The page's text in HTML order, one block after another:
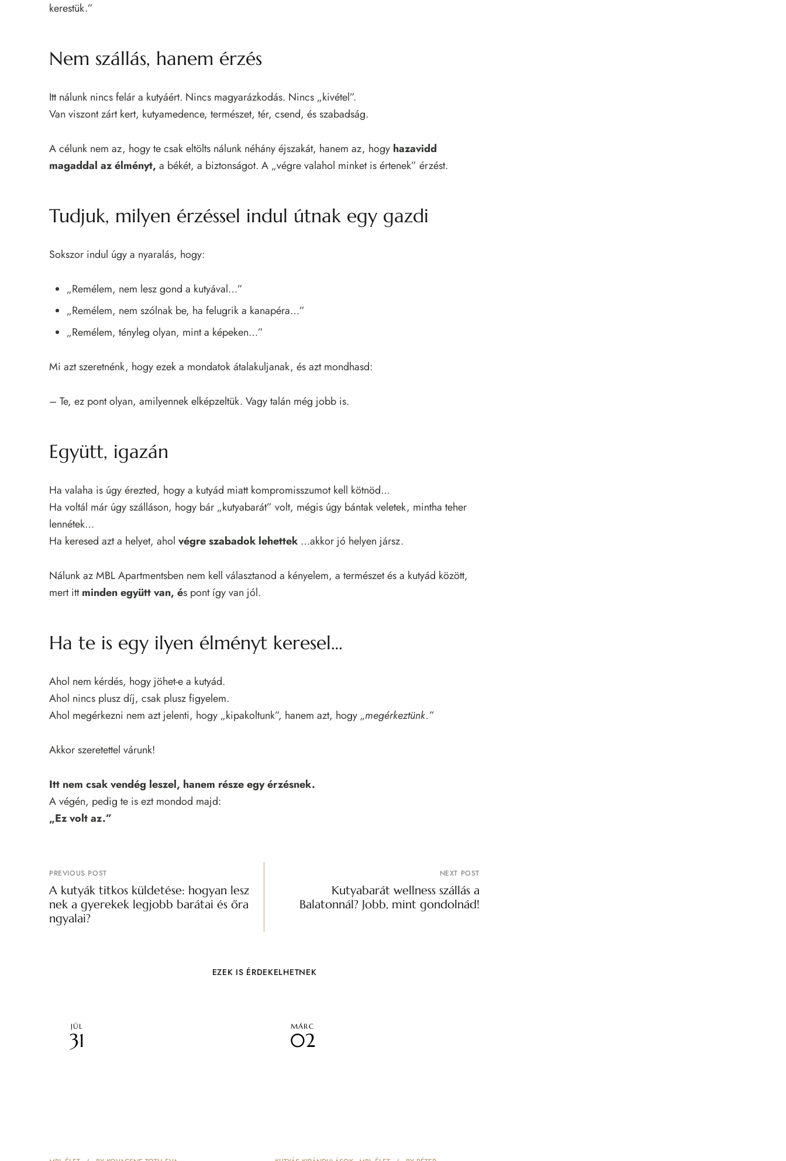
kerestük.”
Nem szállás, hanem érzés
Itt nálunk nincs felár a kutyáért. Nincs magyarázkodás. Nincs „kivétel”.
Van viszont zárt kert, kutyamedence, természet, tér, csend, és szabadság.
A célunk nem az, hogy te csak eltölts nálunk néhány éjszakát, hanem az, hogy hazavidd
magaddal az élményt, a békét, a biztonságot. A „végre valahol minket is értenek” érzést.
Tudjuk, milyen érzéssel indul útnak egy gazdi
Sokszor indul úgy a nyaralás, hogy:
„Remélem, nem lesz gond a kutyával…”
„Remélem, nem szólnak be, ha felugrik a kanapéra…”
„Remélem, tényleg olyan, mint a képeken…”
Mi azt szeretnénk, hogy ezek a mondatok átalakuljanak, és azt mondhasd:
– Te, ez pont olyan, amilyennek elképzeltük. Vagy talán még jobb is.
Együtt, igazán
Ha valaha is úgy érezted, hogy a kutyád miatt kompromisszumot kell kötnöd…
Ha voltál már úgy szálláson, hogy bár „kutyabarát” volt, mégis úgy bántak veletek, mintha teher
lennétek…
Ha keresed azt a helyet, ahol végre szabadok lehettek …akkor jó helyen jársz.
Nálunk az MBL Apartmentsben nem kell választanod a kényelem, a természet és a kutyád között,
mert ittminden együtt van, és pont így van jól.
Ha te is egy ilyen élményt keresel…
Ahol nem kérdés, hogy jöhet-e a kutyád.
Ahol nincs plusz díj, csak plusz figyelem.
Ahol megérkezni nem azt jelenti, hogy „kipakoltunk”, hanem azt, hogy „megérkeztünk.”
Akkor szeretettel várunk!
Itt nem csak vendég leszel, hanem része egy érzésnek.
A végén, pedig te is ezt mondod majd:
„Ez volt az.”
PREVIOUS POST
A kutyák titkos küldetése: hogyan lesz
nek a gyerekek legjobb barátai és őra
ngyalai?
NEXT POST
Kutyabarát wellness szállás a
Balatonnál? Jobb, mint gondolnád!
EZEK IS ÉRDEKELHETNEK
JÚL
31
MÁRC
02